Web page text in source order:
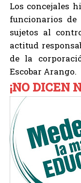
Los concejales
funcionarios
sujetos al
actitud
de la
Escobar Arango.
¡NO DICEN